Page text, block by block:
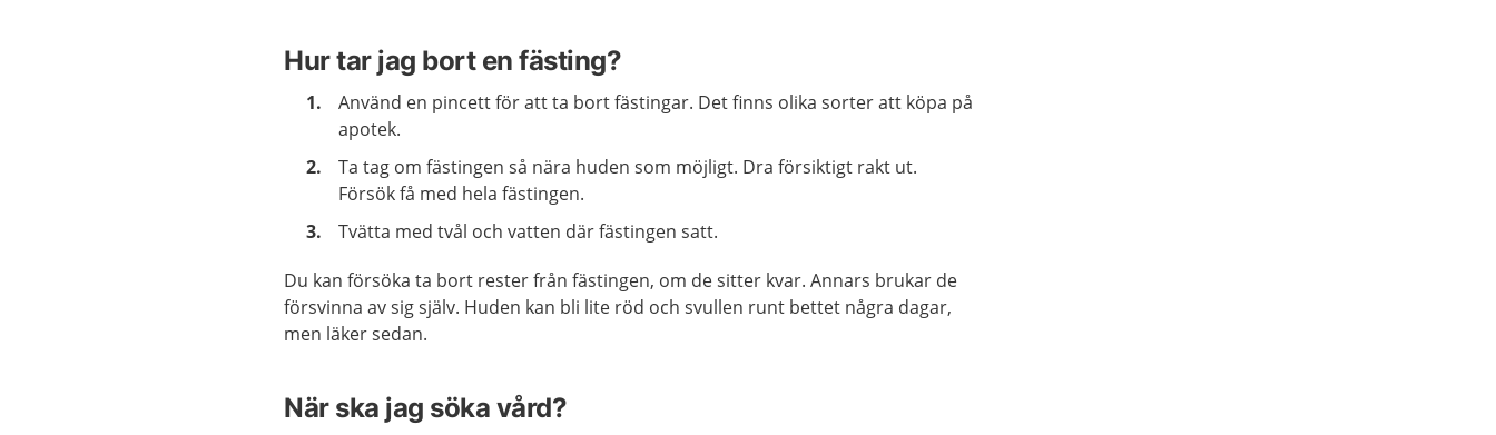
Hur tar jag bort en fästing?
Använd en pincett för att ta bort fästingar. Det finns olika sorter att köpa på
apotek.
Ta tag om fästingen så nära huden som möjligt. Dra försiktigt rakt ut.
Försök få med hela fästingen.
Tvätta med tvål och vatten där fästingen satt.
Du kan försöka ta bort rester från fästingen, om de sitter kvar. Annars brukar de
försvinna av sig själv. Huden kan bli lite röd och svullen runt bettet några dagar,
men läker sedan.
När ska jag söka vård?